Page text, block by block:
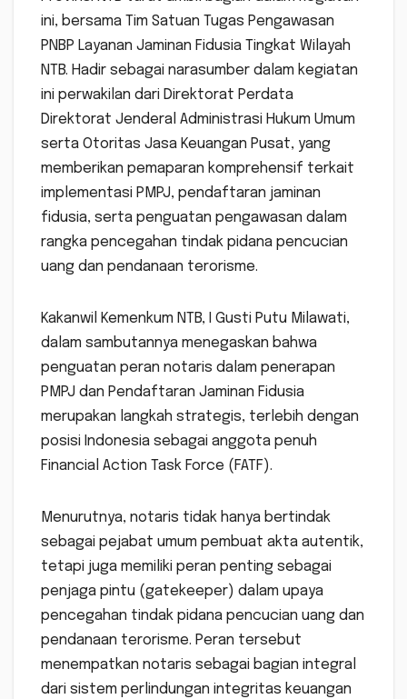
ini, bersama Tim Satuan Tugas Pengawasan
PNBP Layanan Jaminan Fidusia Tingkat Wilayah
NTB. Hadir sebagai narasumber dalam kegiatan
ini perwakilan dari Direktorat Perdata
Direktorat Jenderal Administrasi Hukum Umum
serta Otoritas Jasa Keuangan Pusat, yang
memberikan pemaparan komprehensif terkait
implementasi PMPJ, pendaftaran jaminan
fidusia, serta penguatan pengawasan dalam
rangka pencegahan tindak pidana pencucian
uang dan pendanaan terorisme.
Kakanwil Kemenkum NTB, I Gusti Putu Milawati,
dalam sambutannya menegaskan bahwa
penguatan peran notaris dalam penerapan
PMPJ dan Pendaftaran Jaminan Fidusia
merupakan langkah strategis, terlebih dengan
posisi Indonesia sebagai anggota penuh
Financial Action Task Force (FATF).
Menurutnya, notaris tidak hanya bertindak
sebagai pejabat umum pembuat akta autentik,
tetapi juga memiliki peran penting sebagai
penjaga pintu (gatekeeper) dalam upaya
pencegahan tindak pidana pencucian uang dan
pendanaan terorisme. Peran tersebut
menempatkan notaris sebagai bagian integral
dari sistem perlindungan integritas keuangan